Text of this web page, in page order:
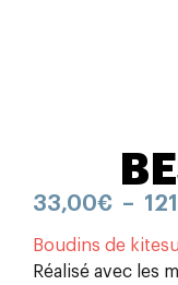
33,00€ –
Boudins de
Réalisé avec les